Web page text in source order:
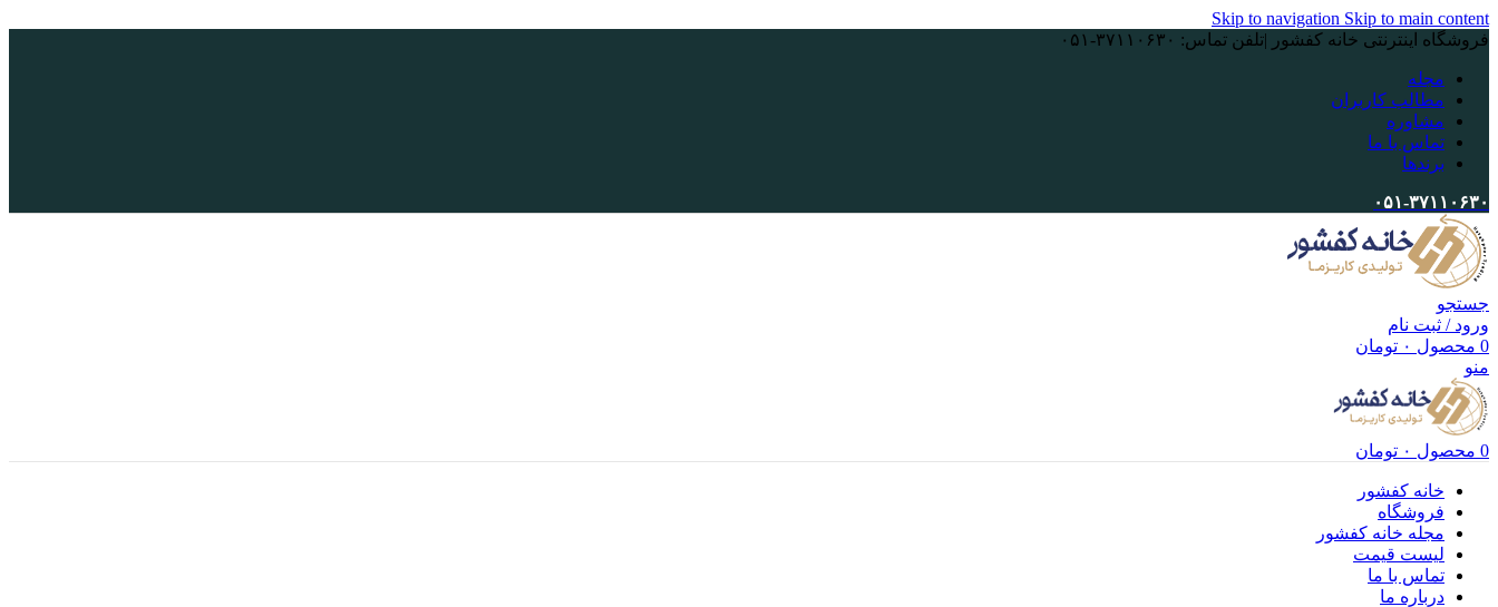
Skip to navigation Skip to main content
فروشگاه اینترنتی خانه کفشور |تلفن تماس: ۳۷۱۱۰۶۳۰-۰۵۱
مجله
مطالب کاربران
مشاوره
تماس با ما
برندها
۰۵۱-۳۷۱۱۰۶۳۰
جستجو
ورود / ثبت نام
0 محصول ۰ تومان
منو
0 محصول ۰ تومان
خانه کفشور
فروشگاه
مجله خانه کفشور
لیست قیمت
تماس با ما
درباره ما